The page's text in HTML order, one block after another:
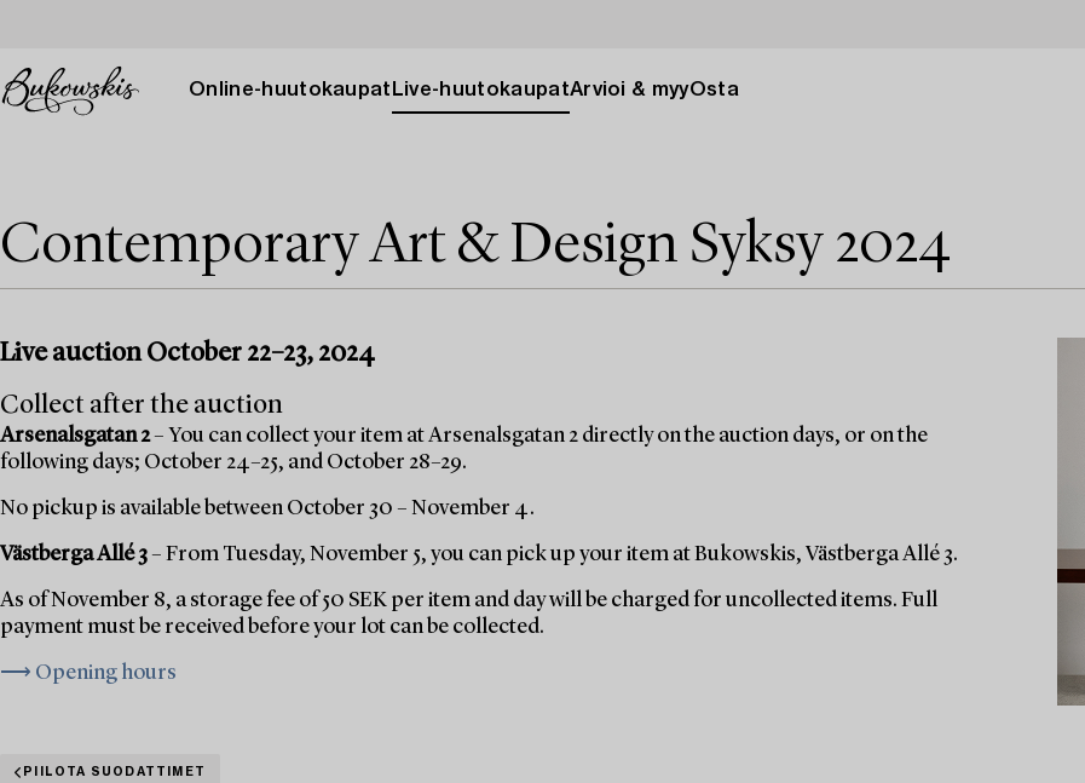
Online-huutokaupat Live-huutokaupatArvioi & myyOsta
Contemporary Art & Design Syksy 2024
Live auction October 22–23, 2024
Collect after the auction
Arsenalsgatan 2– You can collect your item at Arsenalsgatan 2 directly on the auction days, or on the
following days; October 24–25, and October 28–29.
No pickup is available between October 30 – November 4.
Västberga Allé 3– From Tuesday, November 5, you can pick up your item at Bukowskis, Västberga Allé 3.
As of November 8, a storage fee of 50 SEK per item and day will be charged for uncollected items. Full
payment must be received before your lot can be collected.
⟶ Opening hours
PIILOTA SUODATTIMET